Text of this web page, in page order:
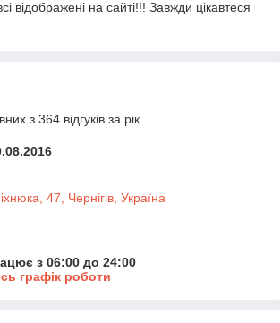
відображені на сайті!!! Завжди цікавтеся
з 364 відгуків за рік
47, Чернігів, Україна
з 06:00 до 24:00
графік роботи